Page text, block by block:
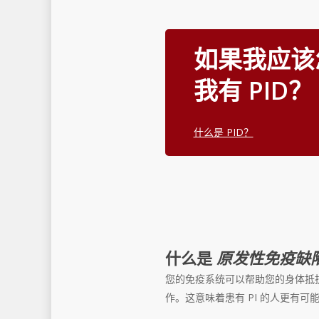
如果我应
我有 PID？
什么是 PID？
什么是 原发性免疫缺
您的免疫系统可以帮助您的身体
作。这意味着患有 PI 的人更有可